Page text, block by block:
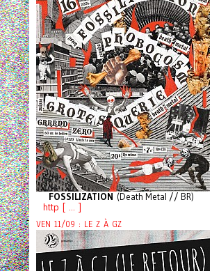
FOSSILIZATION (Death Metal // BR)
http [ ... ]
VEN 11/09 : LE Z À GZ